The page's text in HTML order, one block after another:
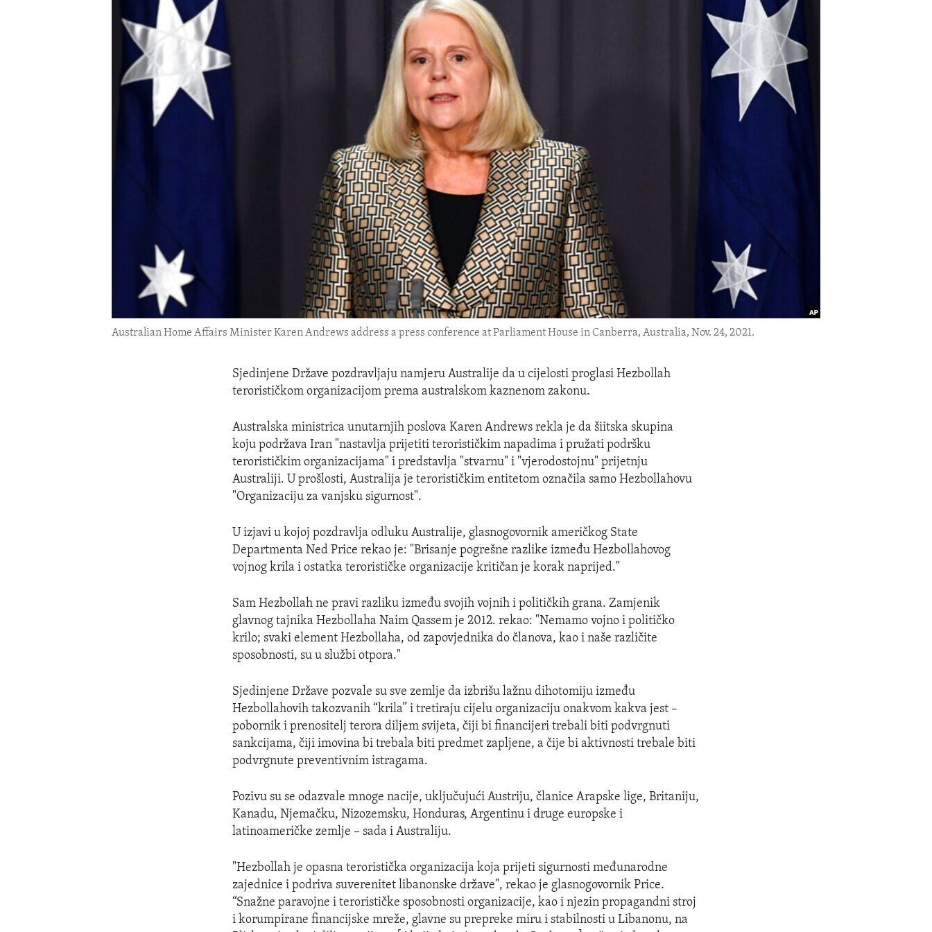
IDEALS AND INSTITUTIONS
Australian Home Affairs Minister Karen Andrews address a press conference at Parliament House in Canberra, Australia, Nov. 24, 2021.
Sjedinjene Države pozdravljaju namjeru Australije da u cijelosti proglasi Hezbollah
terorističkom organizacijom prema australskom kaznenom zakonu.
Australska ministrica unutarnjih poslova Karen Andrews rekla je da šiitska skupina
koju podržava Iran "nastavlja prijetiti terorističkim napadima i pružati podršku
terorističkim organizacijama" i predstavlja "stvarnu" i "vjerodostojnu" prijetnju
Australiji. U prošlosti, Australija je terorističkim entitetom označila samo Hezbollahovu
"Organizaciju za vanjsku sigurnost".
U izjavi u kojoj pozdravlja odluku Australije, glasnogovornik američkog State
Departmenta Ned Price rekao je: "Brisanje pogrešne razlike između Hezbollahovog
vojnog krila i ostatka terorističke organizacije kritičan je korak naprijed."
Sam Hezbollah ne pravi razliku između svojih vojnih i političkih grana. Zamjenik
glavnog tajnika Hezbollaha Naim Qassem je 2012. rekao: "Nemamo vojno i političko
krilo; svaki element Hezbollaha, od zapovjednika do članova, kao i naše različite
sposobnosti, su u službi otpora."
Sjedinjene Države pozvale su sve zemlje da izbrišu lažnu dihotomiju između
Hezbollahovih takozvanih “krila” i tretiraju cijelu organizaciju onakvom kakva jest –
pobornik i prenositelj terora diljem svijeta, čiji bi financijeri trebali biti podvrgnuti
sankcijama, čiji imovina bi trebala biti predmet zapljene, a čije bi aktivnosti trebale biti
podvrgnute preventivnim istragama.
Pozivu su se odazvale mnoge nacije, uključujući Austriju, članice Arapske lige, Britaniju,
Kanadu, Njemačku, Nizozemsku, Honduras, Argentinu i druge europske i
latinoameričke zemlje – sada i Australiju.
"Hezbollah je opasna teroristička organizacija koja prijeti sigurnosti međunarodne
zajednice i podriva suverenitet libanonske države", rekao je glasnogovornik Price.
“Snažne paravojne i terorističke sposobnosti organizacije, kao i njezin propagandni stroj
i korumpirane financijske mreže, glavne su prepreke miru i stabilnosti u Libanonu, na